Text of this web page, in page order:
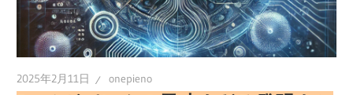
2025年2月11日 onepieno